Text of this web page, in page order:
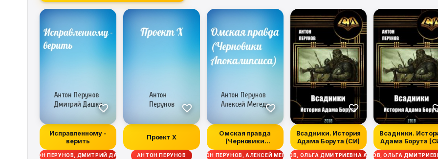
Исправленному -
верить
АНТОН ПЕРУНОВ, ДМИТРИЙ ДАШКО
Проект Х
АНТОН ПЕРУНОВ
Омская правда
(Черновики
Апокалипсиса)
АНТОН ПЕРУНОВ, АЛЕКСЕЙ МЕГЕДЬ
Всадники. История
Адама Борута (СИ)
АНТОН ПЕРУНОВ, ОЛЬГА ДМИТРИЕВНА АМБАРЦУМОВА
Всадники.
Адама Борута
АНТОН ПЕРУНОВ, ОЛЬГА